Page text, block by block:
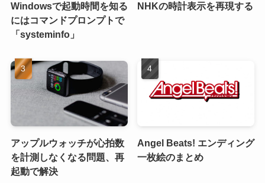
Windowsで起動時間を知る
にはコマンドプロンプトで
「systeminfo」
NHKの時計表示を再現する
アップルウォッチが心拍数
を計測しなくなる問題、再
起動で解決
Angel Beats! エンディング
一枚絵のまとめ